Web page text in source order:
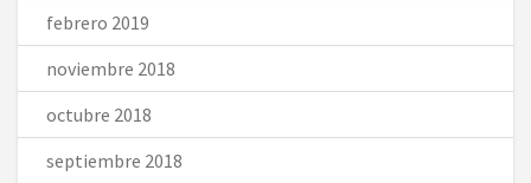
febrero 2019
noviembre 2018
octubre 2018
septiembre 2018